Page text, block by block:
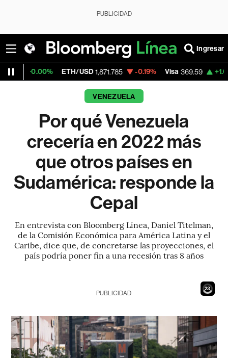
PUBLICIDAD
Ingresar
ETH/USD 1,871.785 -0.19% Visa 369.59 +1.07%
VENEZUELA
Por qué Venezuela
crecería en 2022 más
que otros países en
Sudamérica: responde la
Cepal
En entrevista con Bloomberg Línea, Daniel Titelman,
de la Comisión Económica para América Latina y el
Caribe, dice que, de concretarse las proyecciones, el
país podría poner fin a una recesión tras 8 años
21
PUBLICIDAD